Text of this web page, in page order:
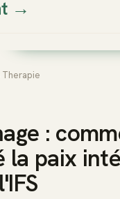
Prendre rendez-vous
→
Therapie
:
la paix